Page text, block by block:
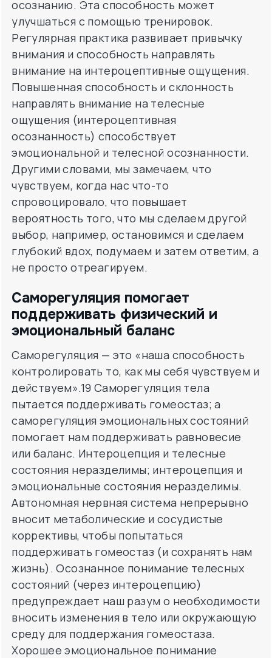
осознанию. Эта способность может
улучшаться с помощью тренировок.
Регулярная практика развивает привычку
внимания и способность направлять
внимание на интероцептивные ощущения.
Повышенная способность и склонность
направлять внимание на телесные
ощущения (интероцептивная
осознанность) способствует
эмоциональной и телесной осознанности.
Другими словами, мы замечаем, что
чувствуем, когда нас что-то
спровоцировало, что повышает
вероятность того, что мы сделаем другой
выбор, например, остановимся и сделаем
глубокий вдох, подумаем и затем ответим, а
не просто отреагируем.
Саморегуляция помогает
поддерживать физический и
эмоциональный баланс
Саморегуляция — это «наша способность
контролировать то, как мы себя чувствуем и
действуем».19 Саморегуляция тела
пытается поддерживать гомеостаз; а
саморегуляция эмоциональных состояний
помогает нам поддерживать равновесие
или баланс. Интероцепция и телесные
состояния неразделимы; интероцепция и
эмоциональные состояния неразделимы.
Автономная нервная система непрерывно
вносит метаболические и сосудистые
коррективы, чтобы попытаться
поддерживать гомеостаз (и сохранять нам
жизнь). Осознанное понимание телесных
состояний (через интероцепцию)
предупреждает наш разум о необходимости
вносить изменения в тело или окружающую
среду для поддержания гомеостаза.
Хорошее эмоциональное понимание